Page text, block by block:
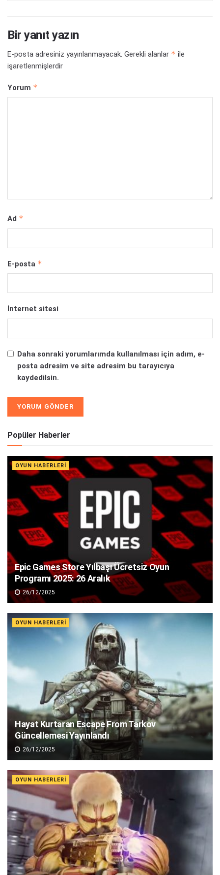
Bir yanıt yazın
E-posta adresiniz yayınlanmayacak. Gerekli alanlar * ile
işaretlenmişlerdir
Yorum *
Ad *
E-posta *
İnternet sitesi
Daha sonraki yorumlarımda kullanılması için adım, e-
posta adresim ve site adresim bu tarayıcıya
kaydedilsin.
Alternative:
Popüler Haberler
OYUN HABERLERI
Epic Games Store Yılbaşı Ücretsiz Oyun
Programı 2025: 26 Aralık
26/12/2025
OYUN HABERLERI
Hayat Kurtaran Escape From Tarkov
Güncellemesi Yayınlandı
26/12/2025
OYUN HABERLERI